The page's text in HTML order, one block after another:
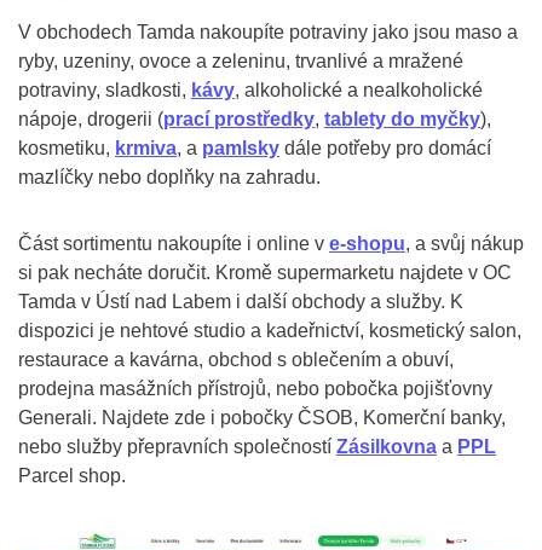
V obchodech Tamda nakoupíte potraviny jako jsou maso a
ryby, uzeniny, ovoce a zeleninu, trvanlivé a mražené
potraviny, sladkosti, kávy, alkoholické a nealkoholické
nápoje, drogerii (prací prostředky, tablety do myčky),
kosmetiku, krmiva, a pamlsky dále potřeby pro domácí
mazlíčky nebo doplňky na zahradu.
Část sortimentu nakoupíte i online v e-shopu, a svůj nákup
si pak necháte doručit. Kromě supermarketu najdete v OC
Tamda v Ústí nad Labem i další obchody a služby. K
dispozici je nehtové studio a kadeřnictví, kosmetický salon,
restaurace a kavárna, obchod s oblečením a obuví,
prodejna masážních přístrojů, nebo pobočka pojišťovny
Generali. Najdete zde i pobočky ČSOB, Komerční banky,
nebo služby přepravních společností Zásilkovna a PPL
Parcel shop.